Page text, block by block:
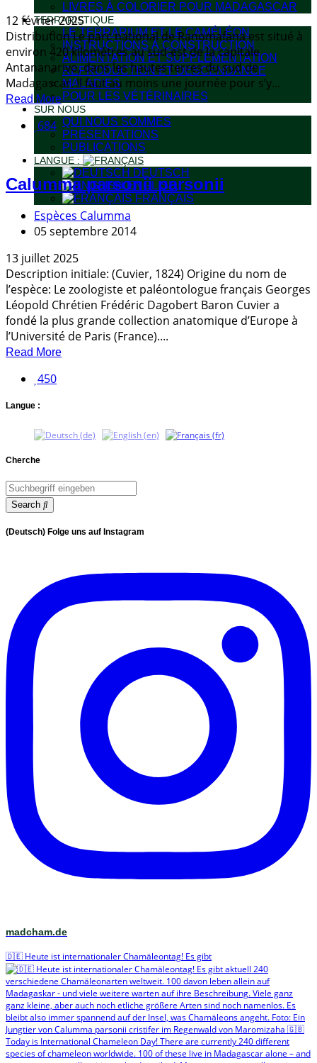
LIVRES À COLORIER POUR MADAGASCAR
TERRARISTIQUE
LE TERRARIUM ET LE CAMÉLÉON
INSTRUCTIONS À CONSTRUCTION
ALIMENTATION ET SUPPLEMENTATION
REPRODUCTION ET DESCENDANCE
MALADIES
POUR LES VÉTÉRINAIRES
SUR NOUS
QUI NOUS SOMMES
PRÉSENTATIONS
PUBLICATIONS
LANGUE :
DEUTSCH
ENGLISH
FRANÇAIS
12 février 2025
Distribution Le parc national de Ranomafana est situé à
environ 420 kilomètres au sud-est de la capitale
Antananarivo, dans les hautes terres du sud de
Madagascar. Il faut au moins une journée pour s’y...
Read More
684
Calumma parsonii parsonii
Espèces Calumma
05 septembre 2014
13 juillet 2025
Description initiale: (Cuvier, 1824) Origine du nom de
l’espèce: Le zoologiste et paléontologue français Georges
Léopold Chrétien Frédéric Dagobert Baron Cuvier a
fondé la plus grande collection anatomique d’Europe à
l’Université de Paris (France)....
Read More
450
Langue :
Cherche
Search
(Deutsch) Folge uns auf Instagram
madcham.de
🇩🇪 Heute ist internationaler Chamäleontag! Es gibt